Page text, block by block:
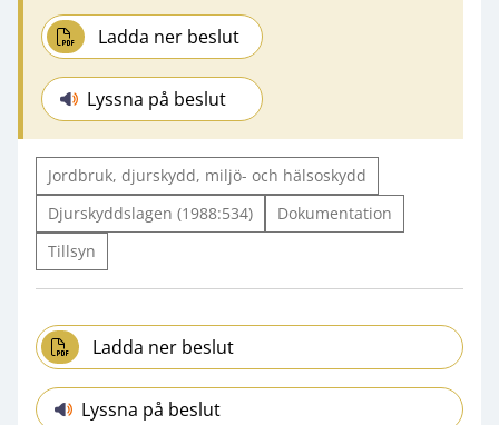
Ladda ner beslut
Lyssna på beslut
Jordbruk, djurskydd, miljö- och hälsoskydd
Djurskyddslagen (1988:534)
Dokumentation
Tillsyn
Ladda ner beslut
Lyssna på beslut